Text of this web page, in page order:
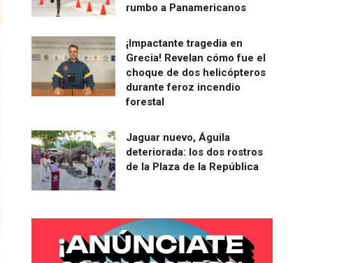
rumbo a Panamericanos
¡Impactante tragedia en
Grecia! Revelan cómo fue el
choque de dos helicópteros
durante feroz incendio
forestal
Jaguar nuevo, Águila
deteriorada: los dos rostros
de la Plaza de la República